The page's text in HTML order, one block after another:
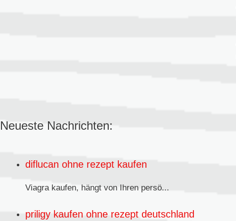
Neueste Nachrichten:
diflucan ohne rezept kaufen
Viagra kaufen, hängt von Ihren persö...
priligy kaufen ohne rezept deutschland